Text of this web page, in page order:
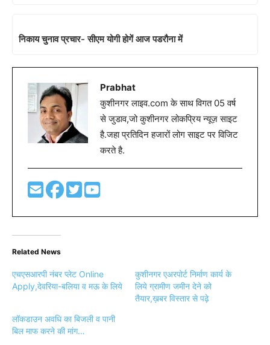
निकाय चुनाव प्रचार- सीएम योगी होगें आज पडरौना में
Prabhat
कुशीनगर लाइव.com के साथ विगत 05 वर्ष
से जुडाव,जो कुशीनगर लोकप्रिय न्यूज़ साइट
है.जहा प्रतिदिन हजारों लोग साइट पर विजिट
करते है.
Related News
एचएसआरपी नंबर प्लेट Online
Apply,देवरिया-बलिया व मऊ के लिये
कुशीनगर एअरपोर्ट निर्माण कार्य के
लिये ग्रामीण जमीन देने को
तैयार,ख़बर विस्तार से पढ़े
लॉकडाउन अवधि का बिजली व पानी
बिल माफ करने की मांग…